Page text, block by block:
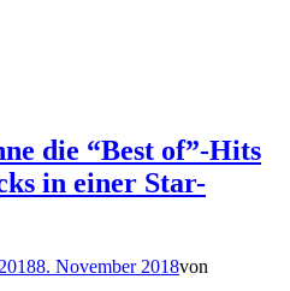
die “Best of”-Hits
in einer Star-
8. November 2018von